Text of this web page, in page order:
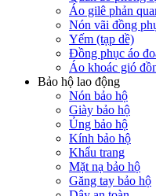
Áo gilê phản
Nón vãi đồng
Yếm (tạp dề)
Đồng phục áo
Áo khoác gió
Bảo hộ lao động
Nón bảo hộ
Giày bảo hộ
Ủng bảo hộ
Kính bảo hộ
Khẩu trang
Mặt nạ bảo hộ
Găng tay bảo hộ